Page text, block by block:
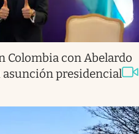
Colombia con Abelardo
asunción presidencial